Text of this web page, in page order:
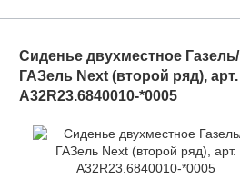
Сиденье двухместное Газель/
ГАЗель Next (второй ряд), арт.
А32R23.6840010-*0005